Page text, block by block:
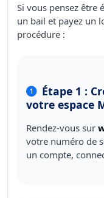
Si vous pensez être
un bail et payez un
procédure :
Étape 1 :
votre espace
Rendez-vous sur
votre numéro de
un compte,